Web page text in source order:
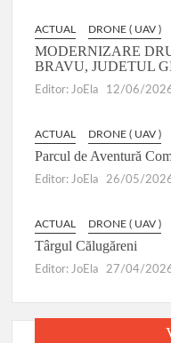
ACTUAL DRONE ( UAV )
MODERNIZARE
BRAVU, JUDETUL
Editor: JoEla 12/06/
ACTUAL DRONE ( UAV )
Parcul de Aventură
Editor: JoEla 26/05/
ACTUAL DRONE ( UAV )
Târgul Călugăreni
Editor: JoEla 27/04/